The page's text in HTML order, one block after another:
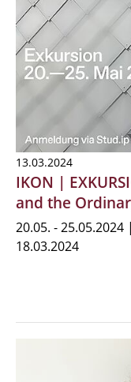
13.03.2024
IKON |
and the
20.05. -
18.03.2024